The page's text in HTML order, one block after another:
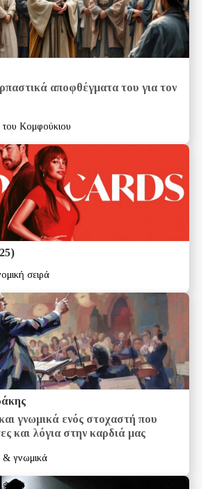
αποφθέγματα του για τον
Κομφούκιου
σειρά
γνωμικά ενός στοχαστή που
και λόγια στην καρδιά μας
γνωμικά